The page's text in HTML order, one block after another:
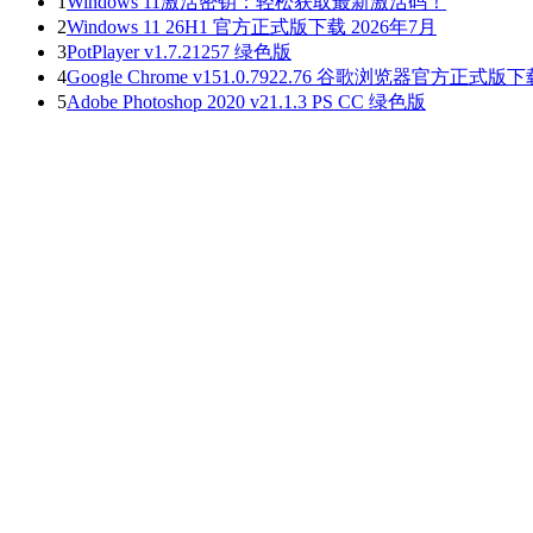
2Windows 11 26H1 官方正式版下载 2026年7月
3PotPlayer v1.7.21257 绿色版
4Google Chrome v151.0.7922.76 谷歌浏览器官方正式版下
5Adobe Photoshop 2020 v21.1.3 PS CC 绿色版